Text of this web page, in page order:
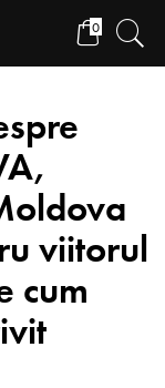
0
viitorul
cum